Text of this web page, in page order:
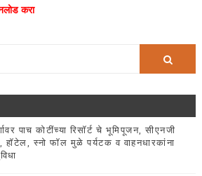
करा
पाच कोटींच्या रिसॉर्ट चे भूमिपूजन, सीएनजी
हॉटेल, स्नो फॉल मुळे पर्यटक व वाहनधारकांना